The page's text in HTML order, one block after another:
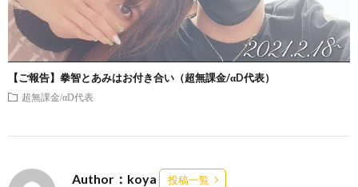
【ご報告】拳智とあみはお付き合い（超無課金/αD代表）
超無課金/αD代表
Author：koya 投稿一覧